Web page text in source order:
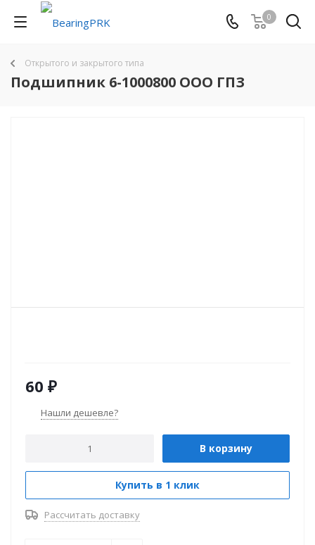
0
Открытого и закрытого типа
Подшипник 6-1000800 ООО ГПЗ
60 ₽
Нашли дешевле?
В корзину
Купить в 1 клик
Рассчитать доставку